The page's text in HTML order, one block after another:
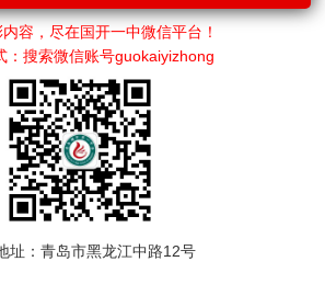
容，尽在国开一中微信平台！
：搜索微信账号guokaiyizhong
址：青岛市黑龙江中路12号